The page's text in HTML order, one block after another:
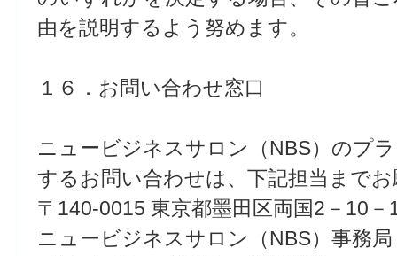
由を説明するよう努めます。
１６．お問い合わせ窓口
ニュービジネスサロン（NBS）のプ
するお問い合わせは、下記担当まで
〒140-0015 東京都墨田区両国2－10
ニュービジネスサロン（NBS）事務局